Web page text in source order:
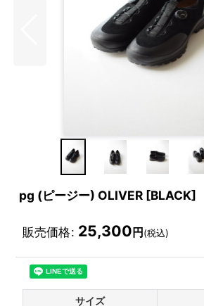
pg (ピージー) OLIVER [BLACK]
販売価格: 25,300 円 (税込)
サイズ